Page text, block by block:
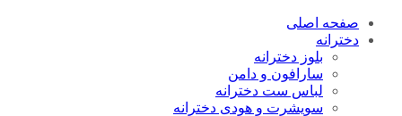
صفحه اصلی
دخترانه
بلوز دخترانه
سارافون و دامن
لباس ست دخترانه
سویشرت و هودی دخترانه